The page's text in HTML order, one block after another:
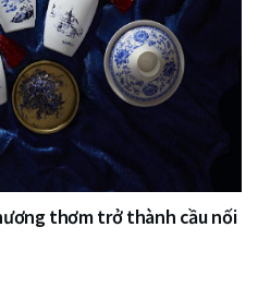
hương thơm trở thành cầu nối